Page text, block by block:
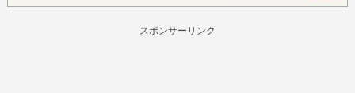
スポンサーリンク